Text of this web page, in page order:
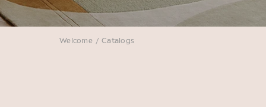
Welcome / Catalogs